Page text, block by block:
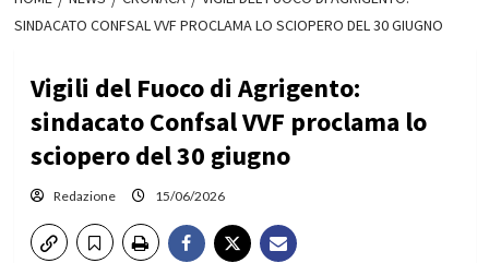
SINDACATO CONFSAL VVF PROCLAMA LO SCIOPERO DEL 30 GIUGNO
Vigili del Fuoco di Agrigento:
sindacato Confsal VVF proclama lo
sciopero del 30 giugno
Redazione 15/06/2026